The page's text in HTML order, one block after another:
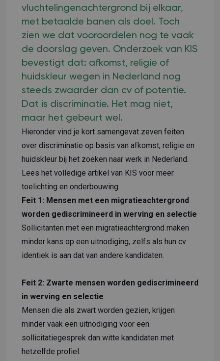
vluchtelingenachtergrond bij elkaar,
met betaalde banen als doel. Toch
zien we dat vooroordelen nog te vaak
de doorslag geven. Onderzoek van KIS
bevestigt dat: afkomst, religie of
huidskleur wegen in Nederland nog
steeds zwaarder dan cv of potentie.
Dat is discriminatie. Het mag niet,
maar het gebeurt wel.
Hieronder vind je kort samengevat zeven feiten
over discriminatie op basis van afkomst, religie en
huidskleur bij het zoeken naar werk in Nederland.
Lees het volledige artikel van KIS voor meer
toelichting en onderbouwing.
Feit 1: Mensen met een migratieachtergrond
worden gediscrimineerd in werving en selectie
Sollicitanten met een migratieachtergrond maken
minder kans op een uitnodiging, zelfs als hun cv
identiek is aan dat van andere kandidaten.
Feit 2: Zwarte mensen worden gediscrimineerd
in werving en selectie
Mensen die als zwart worden gezien, krijgen
minder vaak een uitnodiging voor een
sollicitatiegesprek dan witte kandidaten met
hetzelfde profiel.